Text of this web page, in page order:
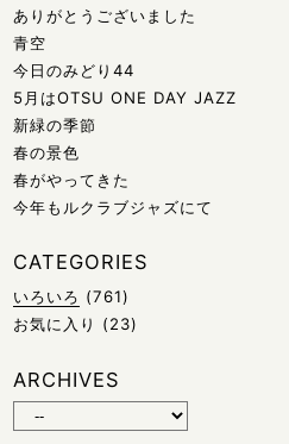
ありがとうございました
青空
今日のみどり44
5月はOTSU ONE DAY JAZZ
新緑の季節
春の景色
春がやってきた
今年もルクラブジャズにて
CATEGORIES
いろいろ (761)
お気に入り
(23)
ARCHIVES